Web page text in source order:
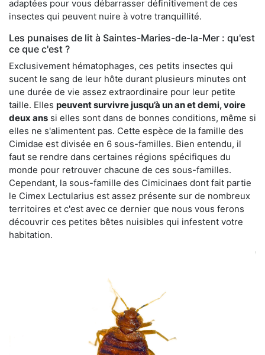
adaptées pour vous débarrasser définitivement de ces
insectes qui peuvent nuire à votre tranquillité.
Les punaises de lit à Saintes-Maries-de-la-Mer : qu'est
ce que c'est ?
Exclusivement hématophages, ces petits insectes qui
sucent le sang de leur hôte durant plusieurs minutes ont
une durée de vie assez extraordinaire pour leur petite
taille. Elles peuvent survivre jusqu’à un an et demi, voire
deux ans si elles sont dans de bonnes conditions, même si
elles ne s'alimentent pas. Cette espèce de la famille des
Cimidae est divisée en 6 sous-familles. Bien entendu, il
faut se rendre dans certaines régions spécifiques du
monde pour retrouver chacune de ces sous-familles.
Cependant, la sous-famille des Cimicinaes dont fait partie
le Cimex Lectularius est assez présente sur de nombreux
territoires et c'est avec ce dernier que nous vous ferons
découvrir ces petites bêtes nuisibles qui infestent votre
habitation.